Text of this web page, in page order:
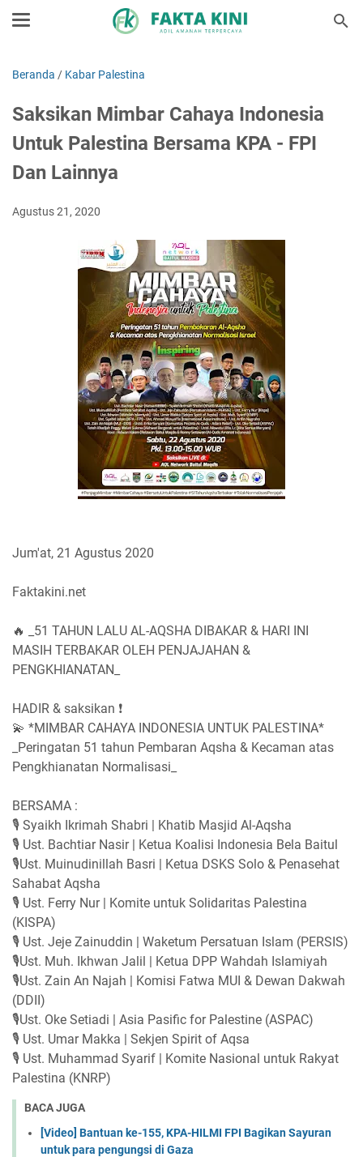
Beranda / Kabar Palestina
Saksikan Mimbar Cahaya Indonesia
Untuk Palestina Bersama KPA - FPI
Dan Lainnya
Agustus 21, 2020
Jum'at, 21 Agustus 2020
Faktakini.net
🔥 _51 TAHUN LALU AL-AQSHA DIBAKAR & HARI INI
MASIH TERBAKAR OLEH PENJAJAHAN &
PENGKHIANATAN_
HADIR & saksikan ❗
💫 *MIMBAR CAHAYA INDONESIA UNTUK PALESTINA*
_Peringatan 51 tahun Pembaran Aqsha & Kecaman atas
Pengkhianatan Normalisasi_
BERSAMA :
🎙️ Syaikh Ikrimah Shabri | Khatib Masjid Al-Aqsha
🎙️ Ust. Bachtiar Nasir | Ketua Koalisi Indonesia Bela Baitul
🎙️Ust. Muinudinillah Basri | Ketua DSKS Solo & Penasehat
Sahabat Aqsha
🎙️ Ust. Ferry Nur | Komite untuk Solidaritas Palestina
(KISPA)
🎙️ Ust. Jeje Zainuddin | Waketum Persatuan Islam (PERSIS)
🎙️Ust. Muh. Ikhwan Jalil | Ketua DPP Wahdah Islamiyah
🎙️Ust. Zain An Najah | Komisi Fatwa MUI & Dewan Dakwah
(DDII)
🎙️Ust. Oke Setiadi | Asia Pasific for Palestine (ASPAC)
🎙️ Ust. Umar Makka | Sekjen Spirit of Aqsa
🎙️ Ust. Muhammad Syarif | Komite Nasional untuk Rakyat
Palestina (KNRP)
BACA JUGA
[Video] Bantuan ke-155, KPA-HILMI FPI Bagikan Sayuran
untuk para pengungsi di Gaza